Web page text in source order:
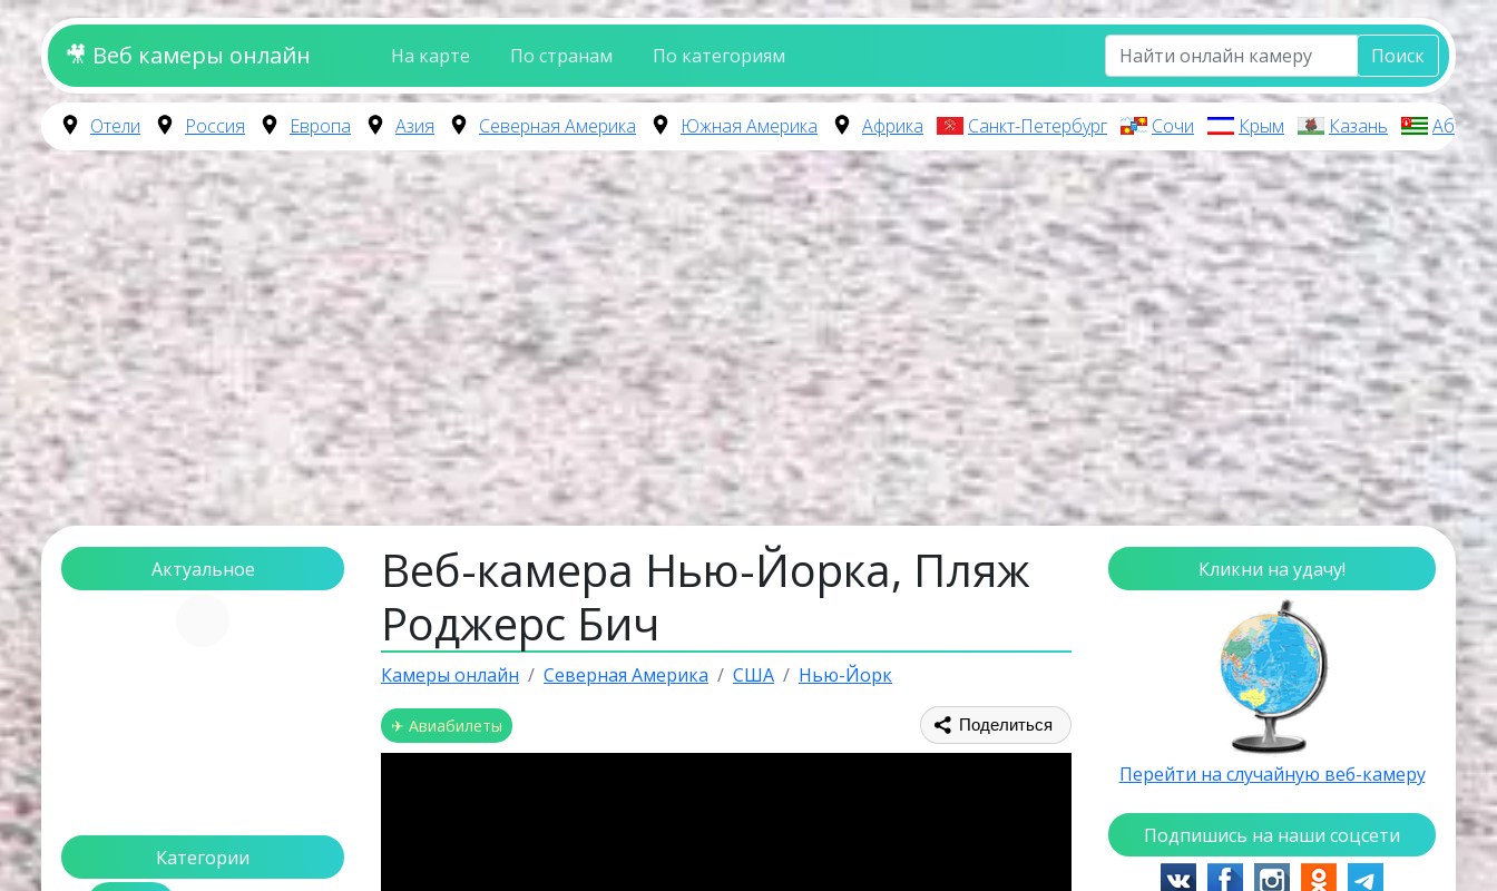
🎥 Веб камеры онлайн На карте По странам По категориям Поиск
Отели Россия Европа Азия Северная Америка Южная Америка Африка Санкт-Петербург Сочи Крым Казань
Актуальное
Категории
Веб-камера Нью-Йорка, Пляж
Роджерс Бич
Камеры онлайн Северная Америка США Нью-Йорк
✈ Авиабилеты Поделиться
Кликни на удачу!
Перейти на случайную веб-камеру
Подпишись на наши соцсети